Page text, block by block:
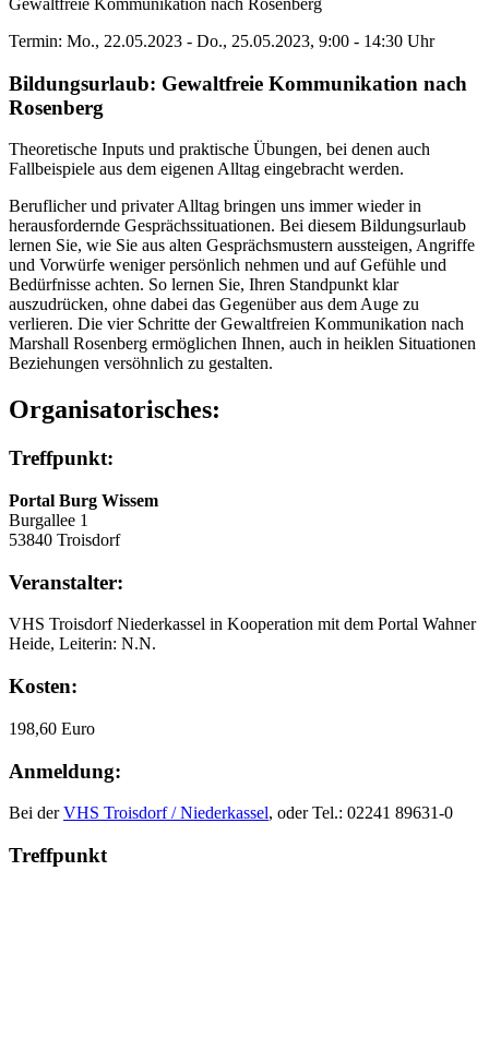
Gewaltfreie Kommunikation nach Rosenberg
Termin: Mo., 22.05.2023 - Do., 25.05.2023, 9:00 - 14:30 Uhr
Bildungsurlaub: Gewaltfreie Kommunikation nach
Rosenberg
Theoretische Inputs und praktische Übungen, bei denen auch
Fallbeispiele aus dem eigenen Alltag eingebracht werden.
Beruflicher und privater Alltag bringen uns immer wieder in
herausfordernde Gesprächssituationen. Bei diesem Bildungsurlaub
lernen Sie, wie Sie aus alten Gesprächsmustern aussteigen, Angriffe
und Vorwürfe weniger persönlich nehmen und auf Gefühle und
Bedürfnisse achten. So lernen Sie, Ihren Standpunkt klar
auszudrücken, ohne dabei das Gegenüber aus dem Auge zu
verlieren. Die vier Schritte der Gewaltfreien Kommunikation nach
Marshall Rosenberg ermöglichen Ihnen, auch in heiklen Situationen
Beziehungen versöhnlich zu gestalten.
Organisatorisches:
Treffpunkt:
Portal Burg Wissem
Burgallee 1
53840 Troisdorf
Veranstalter:
VHS Troisdorf Niederkassel in Kooperation mit dem Portal Wahner
Heide, Leiterin: N.N.
Kosten:
198,60 Euro
Anmeldung:
Bei derVHS Troisdorf / Niederkassel, oder Tel.: 02241 89631-0
Treffpunkt